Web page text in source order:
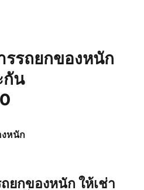
รรถยกของหนัก
กัน
งหนัก
ยกของหนัก ให้เช่า